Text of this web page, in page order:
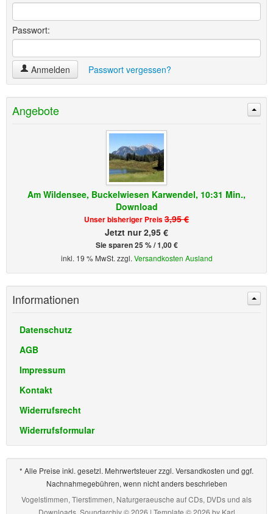
Passwort:
Anmelden Passwort vergessen?
Angebote
Am Wildensee, Buckelwiesen Karwendel, 10:31 Min.,
Download
Unser bisheriger Preis 3,95 €
Jetzt nur 2,95 €
Sie sparen 25 % / 1,00 €
inkl. 19 % MwSt. zzgl. Versandkosten Ausland
Informationen
Datenschutz
AGB
Impressum
Kontakt
Widerrufsrecht
Widerrufsformular
* Alle Preise inkl. gesetzl. Mehrwertsteuer zzgl. Versandkosten und ggf.
Nachnahmegebühren, wenn nicht anders beschrieben
Vogelstimmen, Tierstimmen, Naturgeraeusche auf CDs, DVDs und als
Downloads, Soundarchiv © 2026 | Template © 2026 by Karl